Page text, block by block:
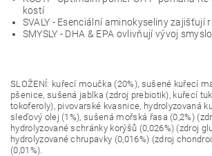
kostí
SVALY - Esenciální aminokyseliny zajišťují
SMYSLY - DHA & EPA ovlivňují vývoj
SLOŽENÍ: kuřecí moučka (20%), sušené kuřecí
pšenice, sušená jablka (zdroj prebiotik), kuřecí
tokoferoly), pivovarské kvasnice, hydrolyzovaná
sleďový olej (1%), sušená mořská řasa (0,2%)
hydrolyzované schránky korýšů (0,026%) (zdroj
hydrolyzované chrupavky (0,016%) (zdroj
(0,01%).